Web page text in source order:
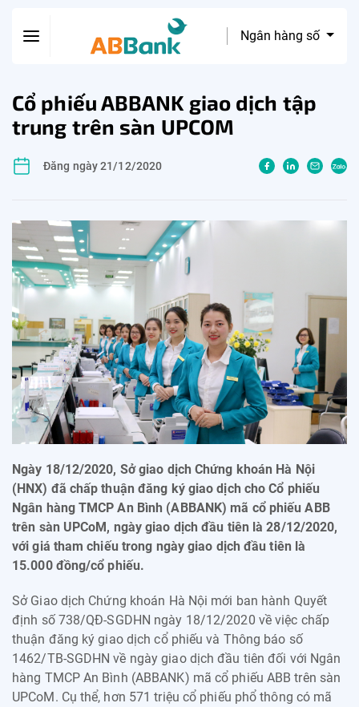
Ngân hàng số
Cổ phiếu ABBANK giao dịch tập
trung trên sàn UPCOM
Đăng ngày 21/12/2020
Ngày 18/12/2020, Sở giao dịch Chứng khoán Hà Nội
(HNX) đã chấp thuận đăng ký giao dịch cho Cổ phiếu
Ngân hàng TMCP An Bình (ABBANK) mã cổ phiếu ABB
trên sàn UPCoM, ngày giao dịch đầu tiên là 28/12/2020,
với giá tham chiếu trong ngày giao dịch đầu tiên là
15.000 đồng/cổ phiếu.
Sở Giao dịch Chứng khoán Hà Nội mới ban hành Quyết
định số 738/QĐ-SGDHN ngày 18/12/2020 về việc chấp
thuận đăng ký giao dịch cổ phiếu và Thông báo số
1462/TB-SGDHN về ngày giao dịch đầu tiên đối với Ngân
hàng TMCP An Bình (ABBANK) mã cổ phiếu ABB trên sàn
UPCoM. Cụ thể, hơn 571 triệu cổ phiếu phổ thông có mã